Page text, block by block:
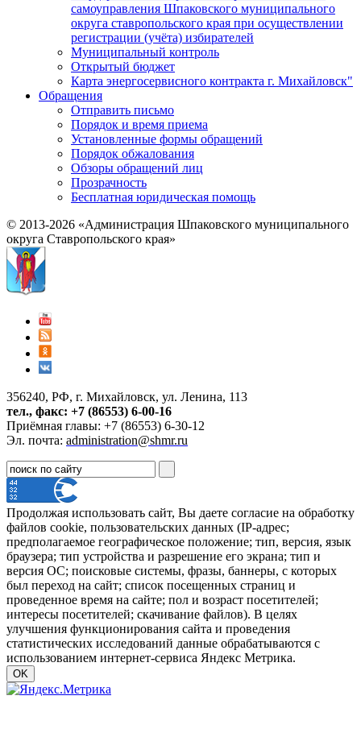
самоуправления Шпаковского муниципального
округа ставропольского края при осуществлении
регистрации (учёта) избирателей
Муниципальный контроль
Открытый бюджет
Карта энергосервисного контракта г. Михайловск"
Обращения
Отправить письмо
Порядок и время приема
Установленные формы обращений
Порядок обжалования
Обзоры обращений лиц
Прозрачность
Бесплатная юридическая помощь
© 2013-2026 «Администрация Шпаковского муниципального
округа Ставропольского края»
356240, РФ, г. Михайловск, ул. Ленина, 113
тел., факс: +7 (86553) 6-00-16
Приёмная главы: +7 (86553) 6-30-12
Эл. почта: administration@shmr.ru
Продолжая использовать сайт, Вы даете согласие на обработку
файлов cookie, пользовательских данных (IP-адрес;
предполагаемое географическое положение; тип, версия, язык
браузера; тип устройства и разрешение его экрана; тип и
версия ОС; поисковые системы, фразы, баннеры, с которых
был переход на сайт; список посещенных страниц и
проведенное время на сайте; пол и возраст посетителей;
интересы посетителей; скачивание файлов). В целях
улучшения функционирования сайта и проведения
статистических исследований данные обрабатываются с
использованием интернет-сервиса Яндекс Метрика.
OK